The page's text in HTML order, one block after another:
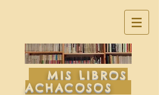
MIS LIBROS
ACHACOSOS